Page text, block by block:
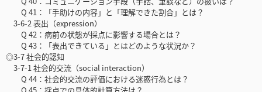
Q 41：「手助けの内容」と「理解できた割合」とは？
3-6-2 表出（expression）
Q 42：病前の状態が採点に影響する場合とは？
Q 43：「表出できている」とはどのような状況か？
◎3-7 社会的認知
3-7-1 社会的交流（social interaction）
Q 44：社会的交流の評価における迷惑行為とは？